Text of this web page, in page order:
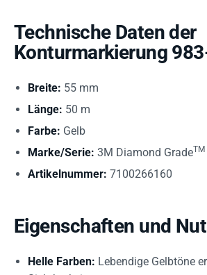
Technische Daten der
Konturmarkierung
Breite: 55 mm
Länge: 50 m
Farbe: Gelb
Marke/Serie: 3M Diamond GradeTM
Artikelnummer: 7100266160
Eigenschaften und
Helle Farben: Lebendige Gelbtöne